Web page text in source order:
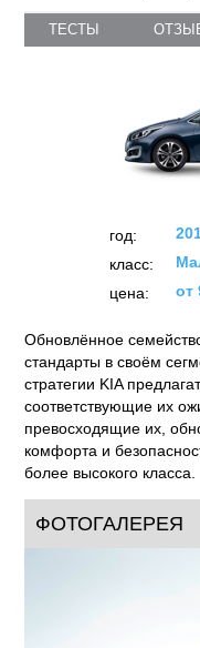
класс:
цена:
от
Обновлённое
стандарты в своём
стратегии KIA
комфорта и